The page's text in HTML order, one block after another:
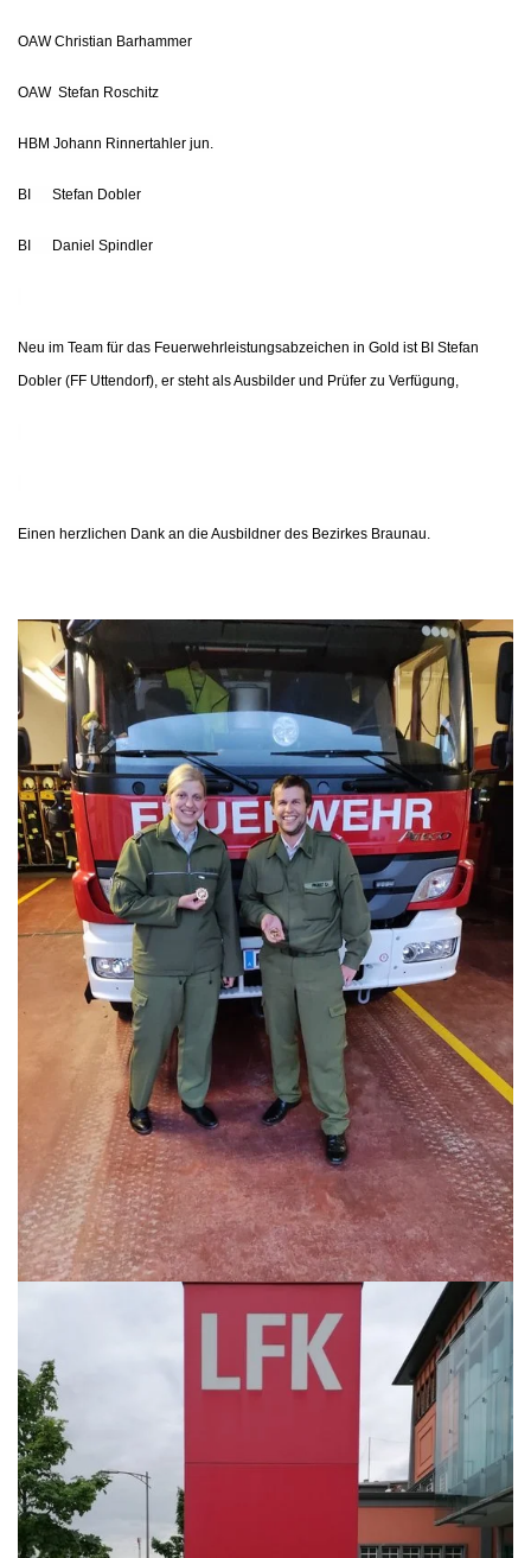
OAW Christian Barhammer
OAW Stefan Roschitz
HBM Johann Rinnertahler jun.
BI Stefan Dobler
BI Daniel Spindler
Neu im Team für das Feuerwehrleistungsabzeichen in Gold ist BI Stefan
Dobler (FF Uttendorf), er steht als Ausbilder und Prüfer zu Verfügung,
Einen herzlichen Dank an die Ausbildner des Bezirkes Braunau.